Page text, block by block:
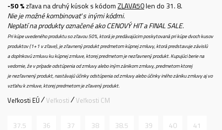
-50 %zľava na druhý kúsok s kódomZLAVA50len do 31. 8.
Nie je možné kombinovať s inými kódmi.
Neplatí na produkty označené ako CENOVÝ HIT a FINAL SALE.
Pri kúpe uvedeného produktu so zľavou 50%, ktorá je predávajúcim poskytovaná pri kúpe dvoch kusov
produktov (1+1 v zľave), je zľavnený produkt predmetom kúpnej zmluvy, ktorá predstavuje závislú
a doplnkovú zmluvu ku kúpnej zmluve, ktorej predmetom je nezľavnený produkt. Kupujúci berie na
vedomie, že v prípade odstúpenia od zmluvy alebo iným zánikom zmluvy, predmetom ktorej
je nezľavnený produkt, nastávajú účinky odstúpenia od zmluvy alebo účinky iného zániku zmluvy aj vo
vzťahu k zmluve, ktorej predmetom je zľavený produkt.
Veľkosti EÚ Veľkosti Veľkosti CM
37.5 36 37 38 38.5 39 40 41